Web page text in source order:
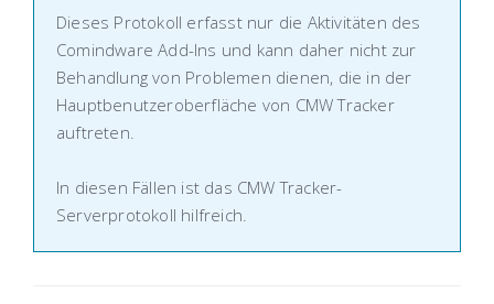
Dieses Protokoll erfasst nur die Aktivitäten des
Comindware Add-Ins und kann daher nicht zur
Behandlung von Problemen dienen, die in der
Hauptbenutzeroberfläche von CMW Tracker
auftreten.
In diesen Fällen ist das CMW Tracker-
Serverprotokoll hilfreich.